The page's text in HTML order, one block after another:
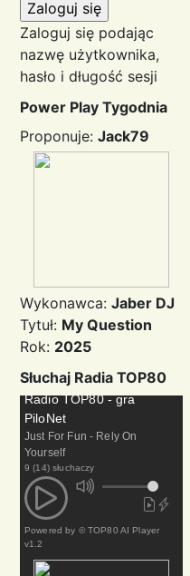
Zaloguj się podając
nazwę użytkownika,
hasło i długość sesji
Power Play Tygodnia
Proponuje: Jack79
Wykonawca: Jaber DJ
Tytuł: My Question
Rok: 2025
Słuchaj Radia TOP80
Radio TOP80 - gra
PiloNet
Just For Fun - Rely On
Yourself
9 (14) słuchaczy
Powered by © TOP80 AI Player
v1.2